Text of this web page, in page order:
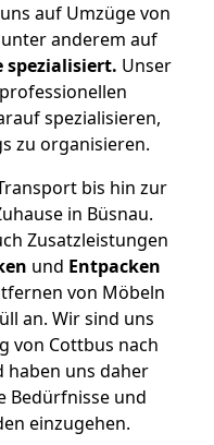
auf Umzüge von
anderem auf
spezialisiert. Unser
spezialisieren,
zu organisieren.
bis hin zur
in Büsnau.
Zusatzleistungen
und Entpacken
von Möbeln
an. Wir sind uns
von Cottbus nach
haben uns daher
Bedürfnisse und
einzugehen.